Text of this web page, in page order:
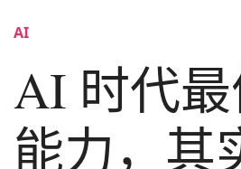
AI
AI 时代
能力，其